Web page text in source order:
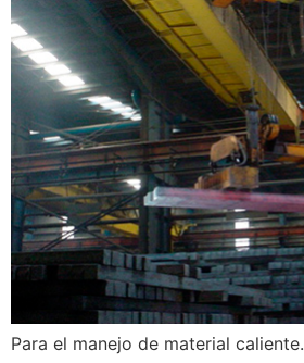
Para el manejo de material caliente.